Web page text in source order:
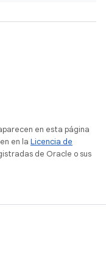
en esta página
en la Licencia de
de Oracle o sus